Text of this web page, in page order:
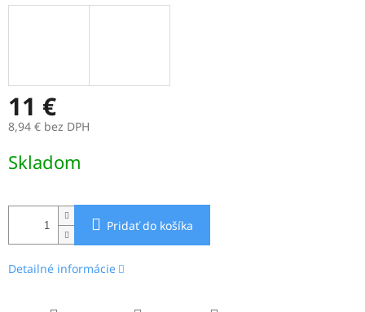
11 €
8,94 € bez DPH
cena:
Skladom
Pridať do košíka
Detailné informácie